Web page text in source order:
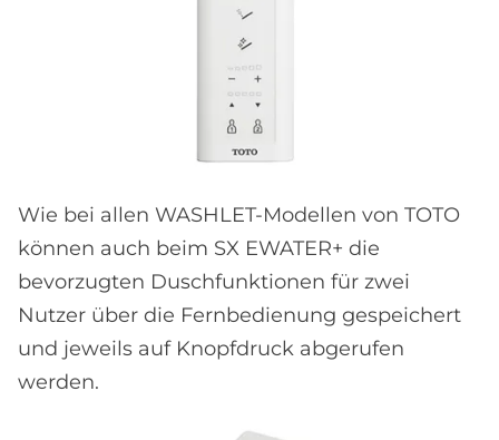
Wie bei allen WASHLET-Modellen von TOTO
können auch beim SX EWATER+ die
bevorzugten Duschfunktionen für zwei
Nutzer über die Fernbedienung gespeichert
und jeweils auf Knopfdruck abgerufen
werden.